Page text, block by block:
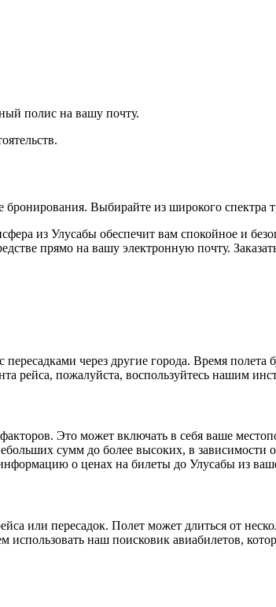
полис на вашу почту.
Выбирайте из широкого спектра
из Улусабы обеспечит вам спокойное и
прямо на вашу электронную почту.
через другие города. Время полета
рейса, пожалуйста, воспользуйтесь нашим
Это может включать в себя ваше
сумм до более высоких, в
о ценах на билеты до Улусабы из
или пересадок. Полет может длиться от
наш поисковик авиабилетов,